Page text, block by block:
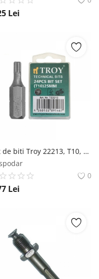
Lei
Set de biti Troy 22213, T10, 25 mm, 24 bucati
0
Lei